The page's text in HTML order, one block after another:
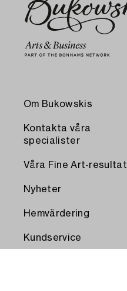
Om Bukowskis
Kontakta våra
specialister
Våra Fine Art-resultat
Nyheter
Hemvärdering
Kundservice